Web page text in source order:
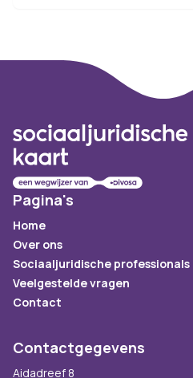
Pagina's
Home
Over ons
Sociaaljuridische professionals
Veelgestelde vragen
Contact
Contactgegevens
Aidadreef 8